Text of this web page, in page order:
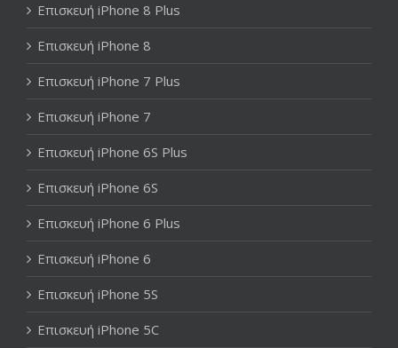
Επισκευή iPhone 8 Plus
Επισκευή iPhone 8
Επισκευή iPhone 7 Plus
Επισκευή iPhone 7
Επισκευή iPhone 6S Plus
Επισκευή iPhone 6S
Επισκευή iPhone 6 Plus
Επισκευή iPhone 6
Επισκευή iPhone 5S
Επισκευή iPhone 5C